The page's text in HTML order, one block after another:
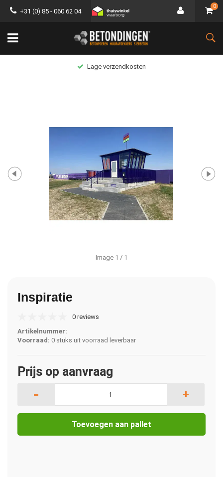
+31 (0) 85 - 060 62 04
0
Lage verzendkosten
Image 1 / 1
Inspiratie
0 reviews
Artikelnummer:
Voorraad: 0 stuks uit voorraad leverbaar
Prijs op aanvraag
- +
Toevoegen aan pallet